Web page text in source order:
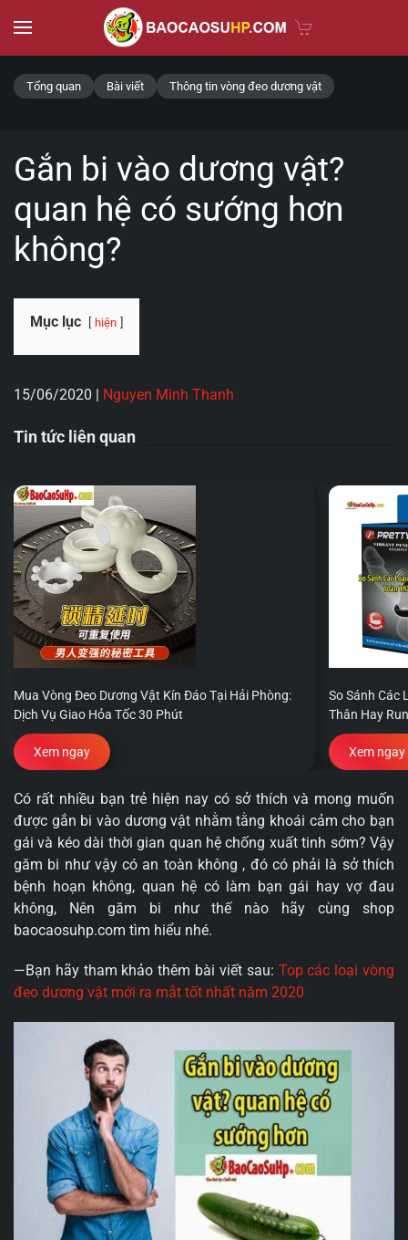
Skip to main content
Tổng quan Bài viết Thông tin vòng đeo dương vật
Gắn bi vào dương vật?
quan hệ có sướng hơn
không?
Mục lục hiện
15/06/2020 | Nguyen Minh Thanh
Tin tức liên quan
Mua Vòng Đeo Dương Vật Kín Đáo Tại Hải Phòng:
Dịch Vụ Giao Hỏa Tốc 30 Phút
Xem ngay
So Sánh Các
Thân Hay
Xem ngay
Có rất nhiều bạn trẻ hiện nay có sở thích và mong muốn
được gắn bi vào dương vật nhằm tằng khoái cảm cho bạn
gái và kéo dài thời gian quan hệ chống xuất tinh sớm? Vậy
găm bi như vậy có an toàn không , đó có phải là sở thích
bệnh hoạn không, quan hệ có làm bạn gái hay vợ đau
không, Nên găm bi như thế nào hãy cùng shop
baocaosuhp.com tìm hiểu nhé.
—Bạn hãy tham khảo thêm bài viết sau: Top các loại vòng
đeo dương vật mới ra mắt tốt nhất năm 2020